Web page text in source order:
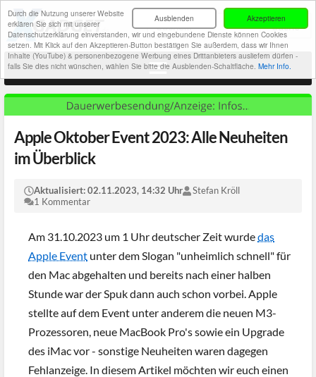
Akzeptieren
Ausblenden
Durch die Nutzung unserer Website
erklären Sie sich mit unserer
Datenschutzerklärung einverstanden, wir und eingebundene Dienste können Cookies
setzen. Mit Klick auf den Akzeptieren-Button bestätigen Sie außerdem, dass wir Ihnen
Inhalte (YouTube) & personenbezogene Werbung eines Drittanbieters ausliefern dürfen -
falls Sie dies nicht wünschen, wählen Sie bitte die Ausblenden-Schaltfläche. Mehr Info.
Apple Oktober Event 2023: Alle Neuheiten
im Überblick
Aktualisiert:02.11.2023, 14:32 Uhr
Stefan Kröll
1 Kommentar
Am 31.10.2023 um 1 Uhr deutscher Zeit wurdedas
Apple Event unter dem Slogan "unheimlich schnell" für
den Mac abgehalten und bereits nach einer halben
Stunde war der Spuk dann auch schon vorbei. Apple
stellte auf dem Event unter anderem die neuen M3-
Prozessoren, neue MacBook Pro's sowie ein Upgrade
des iMac vor - sonstige Neuheiten waren dagegen
Fehlanzeige. In diesem Artikel möchten wir euch einen